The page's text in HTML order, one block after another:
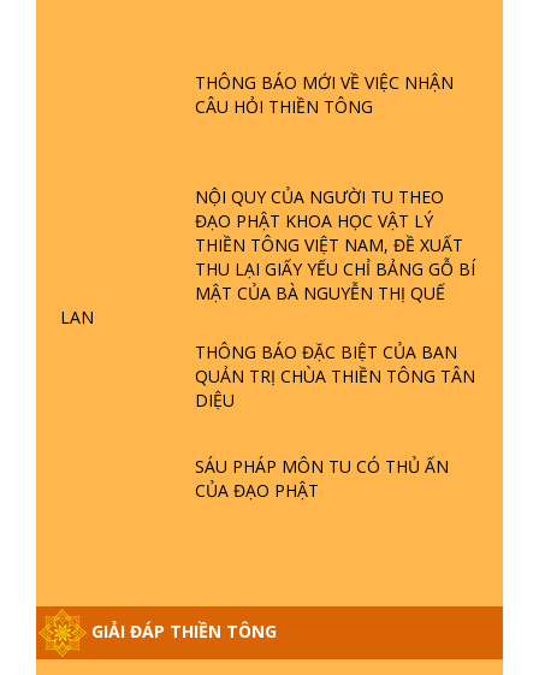
THÔNG BÁO MỚI VỀ VIỆC NHẬN
CÂU HỎI THIỀN TÔNG
NỘI QUY CỦA NGƯỜI TU THEO
ĐẠO PHẬT KHOA HỌC VẬT LÝ
THIỀN TÔNG VIỆT NAM, ĐỀ XUẤT
THU LẠI GIẤY YẾU CHỈ BẢNG GỖ BÍ
MẬT CỦA BÀ NGUYỄN THỊ QUẾ
LAN
THÔNG BÁO ĐẶC BIỆT CỦA BAN
QUẢN TRỊ CHÙA THIỀN TÔNG TÂN
DIỆU
SÁU PHÁP MÔN TU CÓ THỦ ẤN
CỦA ĐẠO PHẬT
GIẢI ĐÁP THIỀN TÔNG
PHẬT GIỚI CÓ THỜI GIAN KHÔNG? |
TTTD
ĐỨC CHÚA TRỜI LÀ AI? QUỶ SA
TĂNG? | TTTD
GIẢI ĐÁP THIỀN TÔNG ĐẶC BIỆT P22
- TẠI SAO TRÁI ĐẤT NHIỀU THIÊN TAI
GIẢI ĐÁP THIỀN TÔNG ĐẶC BIỆT P21
- TẠI SAO ĐỨC PHẬT BƯỚC ĐI 7
GIẢI ĐÁP VỀ LỄ TIỄN THIỀN TÔNG SƯ
GIẢI ĐÁP THIỀN TÔNG ĐẶC BIỆT
PHẦN 20 - BÁC NGUYỄN NHÂN LÀ AI?
PHIỀN NÃO DO ĐÂU MÀ CÓ?